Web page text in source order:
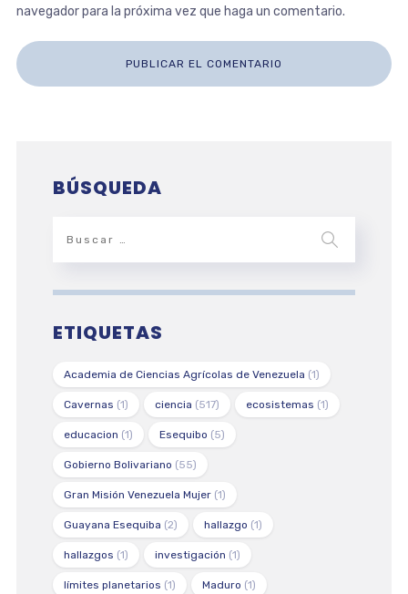
navegador para la próxima vez que haga un comentario.
BÚSQUEDA
ETIQUETAS
Academia de Ciencias Agrícolas de Venezuela (1)
Cavernas (1) ciencia (517) ecosistemas (1)
educacion (1) Esequibo (5)
Gobierno Bolivariano (55)
Gran Misión Venezuela Mujer(1)
Guayana Esequiba (2) hallazgo (1)
hallazgos (1) investigación (1)
límites planetarios (1) Maduro (1)